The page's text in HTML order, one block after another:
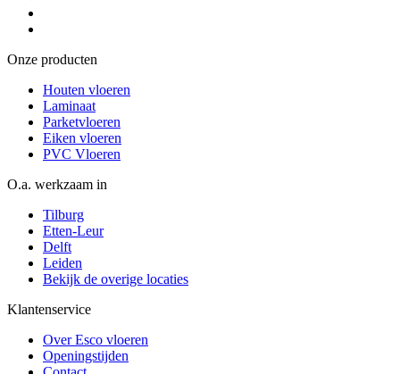
Onze producten
Houten vloeren
Laminaat
Parketvloeren
Eiken vloeren
PVC Vloeren
O.a. werkzaam in
Tilburg
Etten-Leur
Delft
Leiden
Bekijk de overige locaties
Klantenservice
Over Esco vloeren
Openingstijden